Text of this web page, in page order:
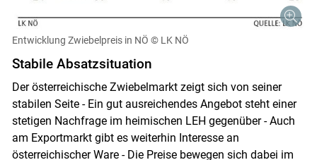
Entwicklung Zwiebelpreis in NÖ © LK NÖ
Stabile Absatzsituation
Der österreichische Zwiebelmarkt zeigt sich von seiner
stabilen Seite - Ein gut ausreichendes Angebot steht einer
stetigen Nachfrage im heimischen LEH gegenüber - Auch
am Exportmarkt gibt es weiterhin Interesse an
österreichischer Ware - Die Preise bewegen sich dabei im